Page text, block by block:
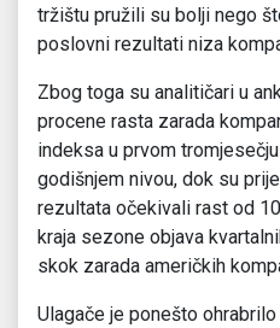
tržištu pružili su bolji nego
poslovni rezultati niza
Zbog toga su analitičari u
procene rasta zarada
indeksa u prvom
godišnjem nivou, dok su
rezultata očekivali rast od
kraja sezone objava
skok zarada američkih
Ulagače je ponešto ohrabrilo